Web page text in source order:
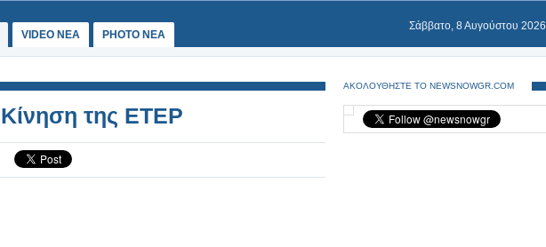
VIDEO NEA PHOTO NEA
Σάββατο, 8 Αυγούστου 2026
της ΕΤΕΡ
ΑΚΟΛΟΥΘΗΣΤΕ ΤΟ NEWSNOWGR.COM